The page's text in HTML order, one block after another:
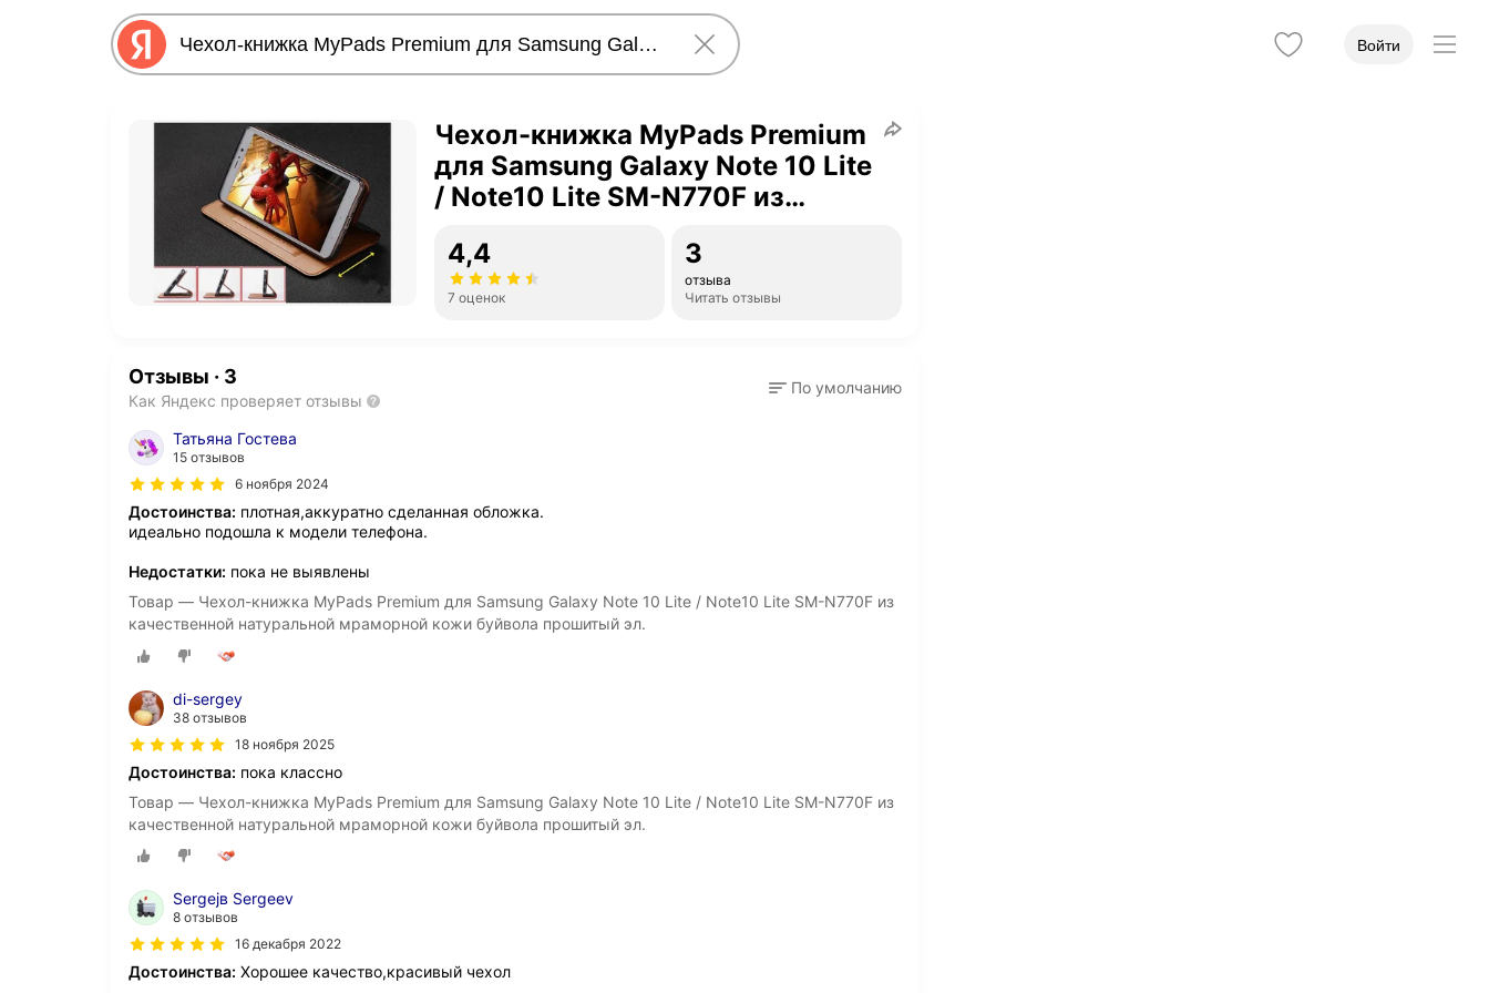
Войти
Чехол-книжка MyPads Premium
для Samsung Galaxy Note 10 Lite
/ Note10 Lite SM-N770F из
мраморной кожи буйвола
прошитый эл.
4,4
7 оценок
3
отзыва
Читать отзывы
Отзывы · 3
Как Яндекс проверяет отзывы
По умолчанию
Татьяна Гостева
15 отзывов
6 ноября 2024
Достоинства: плотная,аккуратно сделанная обложка.
идеально подошла к модели телефона.
Недостатки: пока не выявлены
Товар — Чехол-книжка MyPads Premium для Samsung Galaxy Note 10 Lite / Note10 Lite SM-N770F из
качественной натуральной мраморной кожи буйвола прошитый эл.
di-sergey
38 отзывов
18 ноября 2025
Достоинства: пока классно
Товар — Чехол-книжка MyPads Premium для Samsung Galaxy Note 10 Lite / Note10 Lite SM-N770F из
качественной натуральной мраморной кожи буйвола прошитый эл.
Sergejв Sergeev
8 отзывов
16 декабря 2022
Достоинства: Хорошее качество,красивый чехол